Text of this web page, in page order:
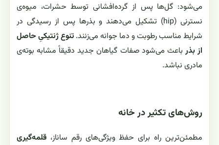
می‌شود: گل‌ها پس از گرده‌افشانی توسط حشرات، میوه‌ی
نسترنی (hip) تشکیل می‌دهند و بذرها پس از رسیدگی در
شرایط مناسب رطوبت و دما جوانه می‌زنند. تنوع ژنتیکیِ حاصل
از بذرباعث می‌شود صفات گیاهان جدید دقیقاً مشابه بوته‌ی
مادری نباشد.
روش‌های تکثیر در خانه
مطمئن‌ترین راه برای حفظ ویژگی‌های رقم ساناز،قلمه‌گیری